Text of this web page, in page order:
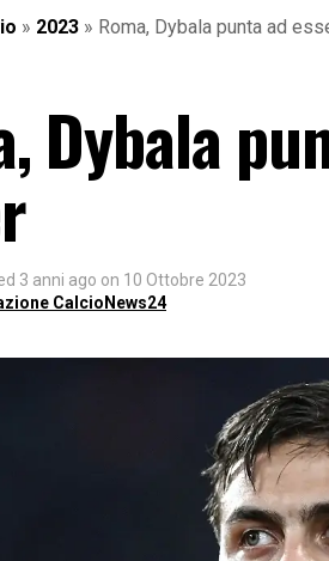
» 2023 » Roma, Dybala punta ad
Dybala
3 anni ago on 10 Ottobre 2023
CalcioNews24